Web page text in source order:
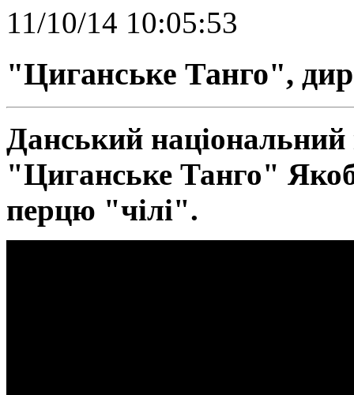
11/10/14 10:05:53
"Циганське Танго",
Данський
"Циганське Танго"
перцю "чілі".